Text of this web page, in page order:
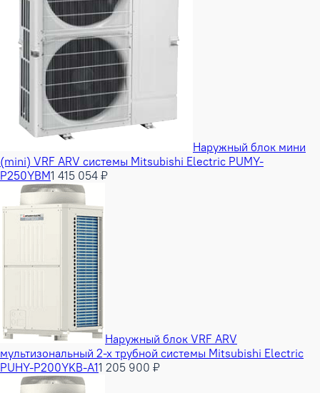
Наружный блок мини
(mini) VRF ARV системы Mitsubishi Electric PUMY-
P250YBM1 415 054 ₽
Наружный блок VRF ARV
мультизональный 2-х трубной системы Mitsubishi Electric
PUHY-P200YKB-A11 205 900 ₽